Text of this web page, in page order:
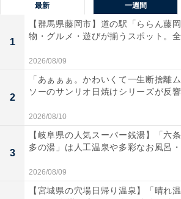
最新 一週間
1
【群馬県藤岡市】道の駅「ららん藤
物・グルメ・遊びが揃うスポット。全
2026/08/09
2
「あぁぁぁ。かわいくて一生断捨離
ソーのサンリオ日焼けシリーズが反響
2026/08/10
3
【岐阜県の人気スーパー銭湯】「六
多の湯」は人工温泉や多彩なお風呂・
2026/08/09
【宮城県の穴場日帰り温泉】「晴れ